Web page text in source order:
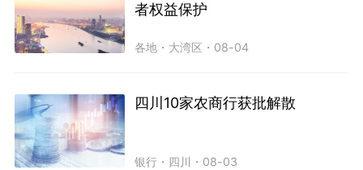
者权益保护
各地 ・ 大湾区 ・ 08-04
四川10家农商行获批解散
银行 ・ 四川 ・ 08-03